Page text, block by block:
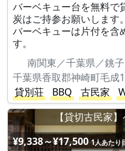
バーベキュー台を無料で
炭はご持参お願いします。
バーベキューは片付を含
す。
南関東／千葉県／銚子
千葉県香取郡神崎町毛成
貸別荘
BBQ 古民家
【貸切古民家
¥9,338～¥17,500 1人あたり